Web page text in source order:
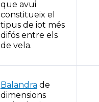
que avui
constitueix el
tipus de iot més
difós entre els
de vela.
Balandra de
dimensions